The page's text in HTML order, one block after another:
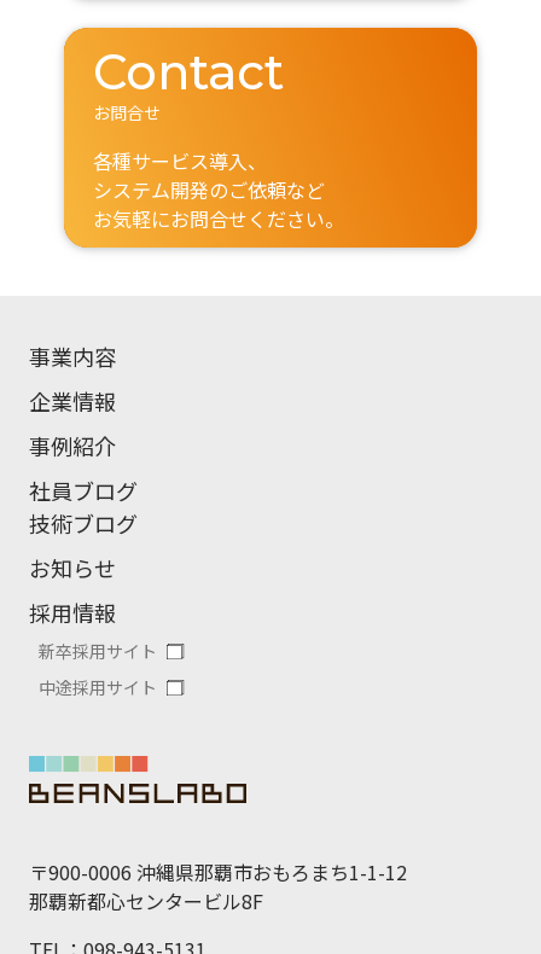
Contact
お問合せ
各種サービス導入、
システム開発のご依頼など
お気軽にお問合せください。
事業内容
企業情報
事例紹介
社員ブログ
技術ブログ
お知らせ
採用情報
新卒採用サイト
中途採用サイト
〒900-0006 沖縄県那覇市おもろまち1-1-12
那覇新都心センタービル8F